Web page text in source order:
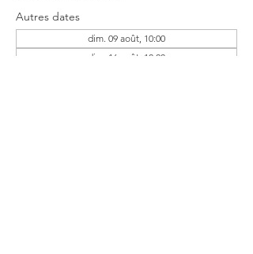
Autres dates
dim. 09 août, 10:00
dim. 16 août, 10:00